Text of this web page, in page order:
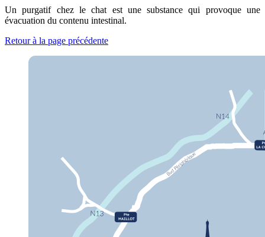
Un purgatif chez le chat est une substance qui provoque une
évacuation du contenu intestinal.
Retour à la page précédente